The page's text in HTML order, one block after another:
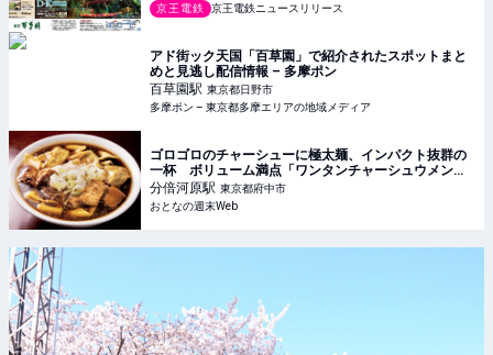
京王電鉄
京王電鉄ニュースリリース
アド街ック天国「百草園」で紹介されたスポットまと
めと見逃し配信情報 – 多摩ポン
百草園駅 東京都日野市
多摩ポン – 東京都多摩エリアの地域メディア
ゴロゴロのチャーシューに極太麺、インパクト抜群の
一杯 ボリューム満点「ワンタンチャーシュウメン」
の衝撃 - おとなの週末Web
分倍河原駅 東京都府中市
おとなの週末Web